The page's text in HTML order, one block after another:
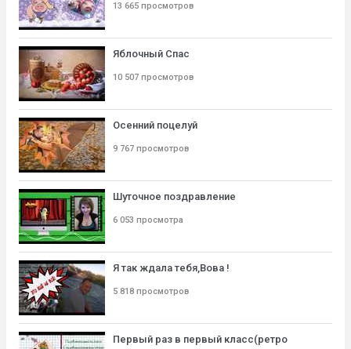
13 665 просмотров
Яблочный Спас
10 507 просмотров
Осенний поцелуй
9 767 просмотров
Шуточное поздравление
6 053 просмотра
Я так ждала тебя,Вова !
5 818 просмотров
Первый раз в первый класс(ретро